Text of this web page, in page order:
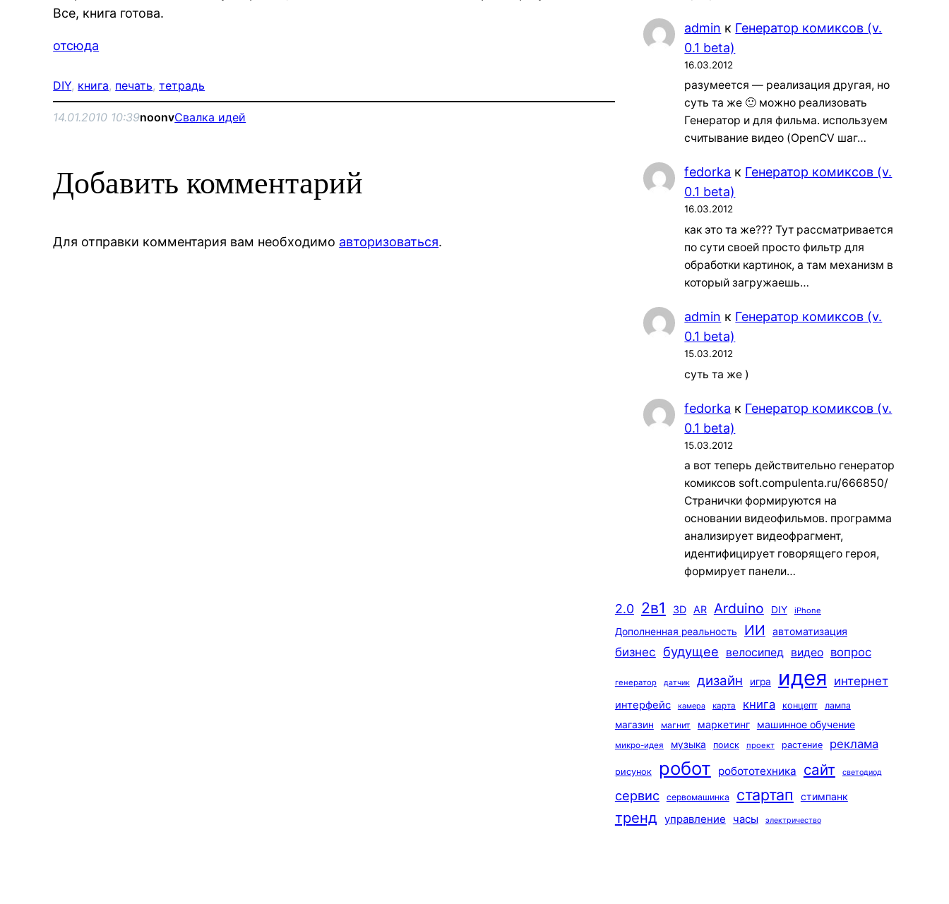
Все, книга готова.
отсюда
DIY, книга, печать, тетрадь
14.01.2010 10:39noonvСвалка идей
Добавить комментарий
Для отправки комментария вам необходимо авторизоваться.
admin к Генератор комиксов (v.
0.1 beta)
16.03.2012
разумеется — реализация другая, но
суть та же 🙂 можно реализовать
Генератор и для фильма. используем
считывание видео (OpenCV шаг…
fedorka к Генератор комиксов (v.
0.1 beta)
16.03.2012
как это та же??? Тут рассматривается
по сути своей просто фильтр для
обработки картинок, а там механизм в
который загружаешь…
admin к Генератор комиксов (v.
0.1 beta)
15.03.2012
суть та же )
fedorka к Генератор комиксов (v.
0.1 beta)
15.03.2012
а вот теперь действительно генератор
комиксов soft.compulenta.ru/666850/
Странички формируются на
основании видеофильмов. программа
анализирует видеофрагмент,
идентифицирует говорящего героя,
формирует панели…
2.0 2в1 3D AR Arduino DIY iPhone
Дополненная реальность ИИ автоматизация
бизнес будущее велосипед видео вопрос
генератор датчик дизайн игра идея интернет
интерфейс камера карта книга концепт лампа
магазин магнит маркетинг машинное обучение
микро-идея музыка поиск проект растение реклама
рисунок робот робототехника сайт светодиод
сервис сервомашинка стартап стимпанк
тренд управление часы электричество